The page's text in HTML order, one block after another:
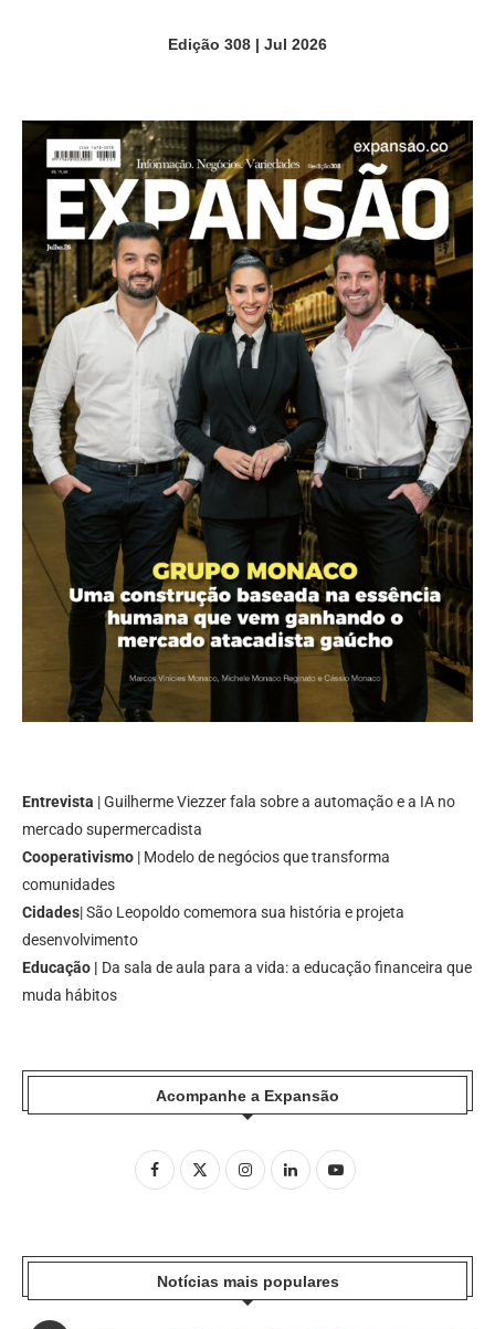
Edição 308 | Jul 2026
Entrevista | Guilherme Viezzer fala sobre a automação e a IA no
mercado supermercadista
Cooperativismo | Modelo de negócios que transforma
comunidades
Cidades| São Leopoldo comemora sua história e projeta
desenvolvimento
Educação | Da sala de aula para a vida: a educação financeira que
muda hábitos
Acompanhe a Expansão
Notícias mais populares